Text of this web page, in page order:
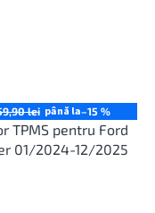
lei până la–15 %
TPMS pentru Ford
01/2024-12/2025